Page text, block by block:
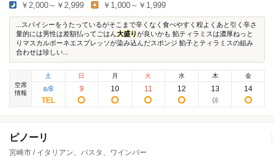
￥2,000～￥2,999 ￥1,000～￥1,999
...スパイシーをうたっているがそこまで辛くなく食べやすく程よくあと引く辛さ
量的には男性は差額払ってごはん大盛りが良いかも 餡ティラミスは濃厚ねっと
りマスカルポーネエスプレッソが染み込んだスポンジ 餡子とティラミスの組み
合わせは珍しい...
空席
情報
土
8/8
日
9
月
10
火
11
水
12
木
13
金
14
ピノーリ
宮崎市 / イタリアン、パスタ、ワインバー